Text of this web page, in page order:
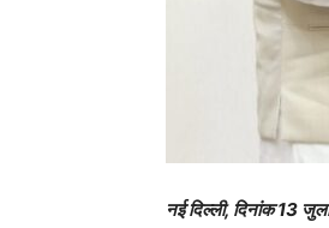
नई दिल्ली, दिनांक 13